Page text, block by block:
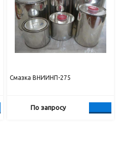
Смазка ВНИИНП-275
По запросу